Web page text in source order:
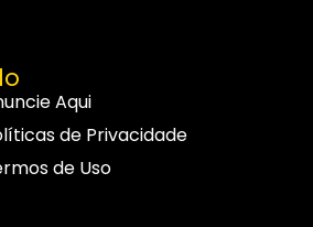
Aqui
de Privacidade
de Uso